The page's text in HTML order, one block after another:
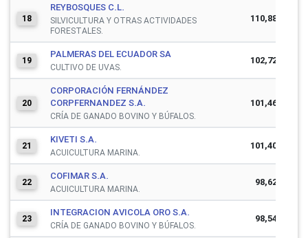
18
REYBOSQUES C.L.
SILVICULTURA Y OTRAS ACTIVIDADES
FORESTALES.
110,882,822
19
PALMERAS DEL ECUADOR SA
CULTIVO DE UVAS.
102,720,489
20
CORPORACIÓN FERNÁNDEZ
CORPFERNANDEZ S.A.
CRÍA DE GANADO BOVINO Y BÚFALOS.
101,466,348
21
KIVETI S.A.
ACUICULTURA MARINA.
101,401,757
22
COFIMAR S.A.
ACUICULTURA MARINA.
98,626,234
23
INTEGRACION AVICOLA ORO S.A.
CRÍA DE GANADO BOVINO Y BÚFALOS.
98,546,951